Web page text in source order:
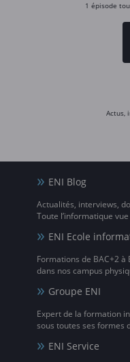
1 épisode
Actus,
ENI Blog
Actualités, interviews,
Toute l’informatique
ENI Ecole
Formations de BAC+2 à
dans nos campus
Groupe ENI
Expert de la formation
sous toutes ses formes
ENI Service